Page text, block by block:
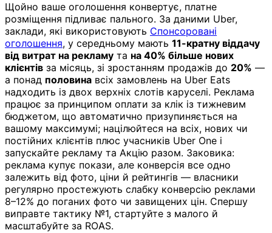
Щойно ваше оголошення конвертує, платне
розміщення підливає пального. За даними Uber,
заклади, які використовують Спонсоровані
оголошення, у середньому мають 11-кратну віддачу
від витрат на рекламу та на 40% більше нових
клієнтів за місяць, зі зростанням продажів до 20% —
а понад половина всіх замовлень на Uber Eats
надходить із двох верхніх слотів каруселі. Реклама
працює за принципом оплати за клік із тижневим
бюджетом, що автоматично призупиняється на
вашому максимумі; націлюйтеся на всіх, нових чи
постійних клієнтів плюс учасників Uber One і
запускайте рекламу та Акцію разом. Заковика:
реклама купує покази, але конверсія все одно
залежить від фото, ціни й рейтингів — власники
регулярно простежують слабку конверсію реклами
8–12% до поганих фото чи завищених цін. Спершу
виправте тактику №1, стартуйте з малого й
масштабуйте за ROAS.